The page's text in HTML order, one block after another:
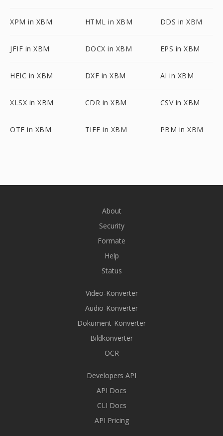
XPM in XBM HTML in XBM DDS in XBM
JFIF in XBM DOCX in XBM EPS in XBM
HEIC in XBM DXF in XBM AI in XBM
XLSX in XBM CDR in XBM CSV in XBM
OTF in XBM TIFF in XBM PBM in XBM
About
Security
Formate
Help
Status
Video-Konverter
Audio-Konverter
Dokument-Konverter
Bildkonverter
OCR
Developers API
API Docs
CLI Docs
API Pricing